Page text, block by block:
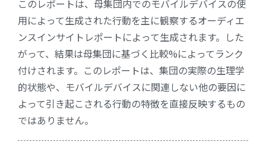
このレポートは、母集団内でのモバイルデバイスの使
用によって生成された行動を主に観察するオーディエ
ンスインサイトレポートによって生成されます。した
がって、結果は母集団に基づく比較%によってランク
付けされます。このレポートは、集団の実際の生理学
的状態や、モバイルデバイスに関連しない他の要因に
よって引き起こされる行動の特徴を直接反映するもの
ではありません。